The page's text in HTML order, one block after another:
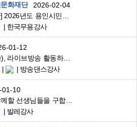
화재단
2026-02-04
한국무용강사
01-12
댄스(음악방송), 라이브방송 활동하실 분. (#자택, #프리랜서)
방송댄스강사
01-10
합정역에서 함께할 선생님들을 구합니다
발레강사